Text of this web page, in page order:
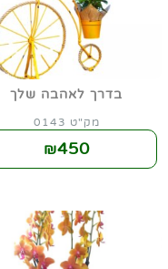
בדרך לאהבה שלך
מק"ט 0143
₪450